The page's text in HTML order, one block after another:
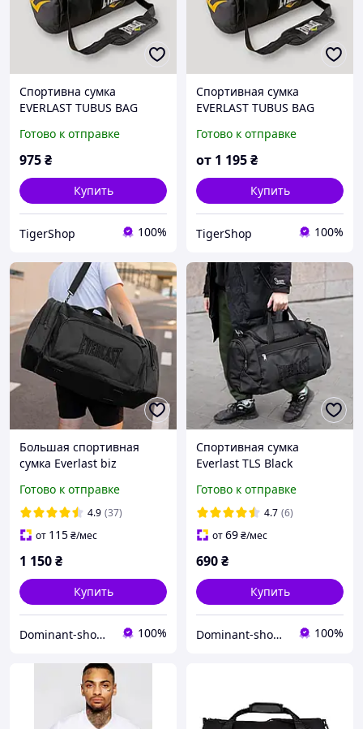
Спортивна сумка
EVERLAST TUBUS BAG
сумка EVERLAST, чорна
сумка через плече для
Готово к отправке
975₴
Купить
TigerShop 100%
Спортивная сумка
EVERLAST TUBUS BAG
сумка EVERLAST, черная
сумка через плечо для
Готово к отправке
от 1 195₴
Купить
TigerShop 100%
Большая спортивная
сумка Everlast biz
на 60 литров
Готово к отправке
4.9 (37)
от 115₴/мес
1 150₴
Купить
Dominant-shop.com.ua 100%
Спортивная сумка
Everlast TLS Black
тканевая для тренировок
и поездок на 36 литров
Эверласт
Готово к отправке
4.7 (6)
от69₴/мес
690₴
Купить
Dominant-shop.com.ua 100%